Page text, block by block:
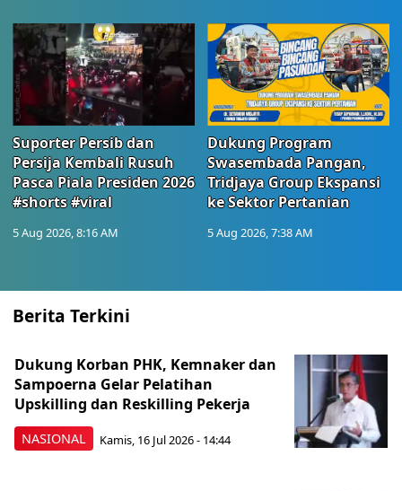
Suporter Persib dan
Persija Kembali Rusuh
Pasca Piala Presiden 2026
#shorts #viral
5 Aug 2026, 8:16 AM
Dukung Program
Swasembada Pangan,
Tridjaya Group Ekspansi
ke Sektor Pertanian
5 Aug 2026, 7:38 AM
Berita Terkini
NASIONAL
Dukung Korban PHK, Kemnaker dan
Sampoerna Gelar Pelatihan
Upskilling dan Reskilling Pekerja
Kamis, 16 Jul 2026 - 14:44